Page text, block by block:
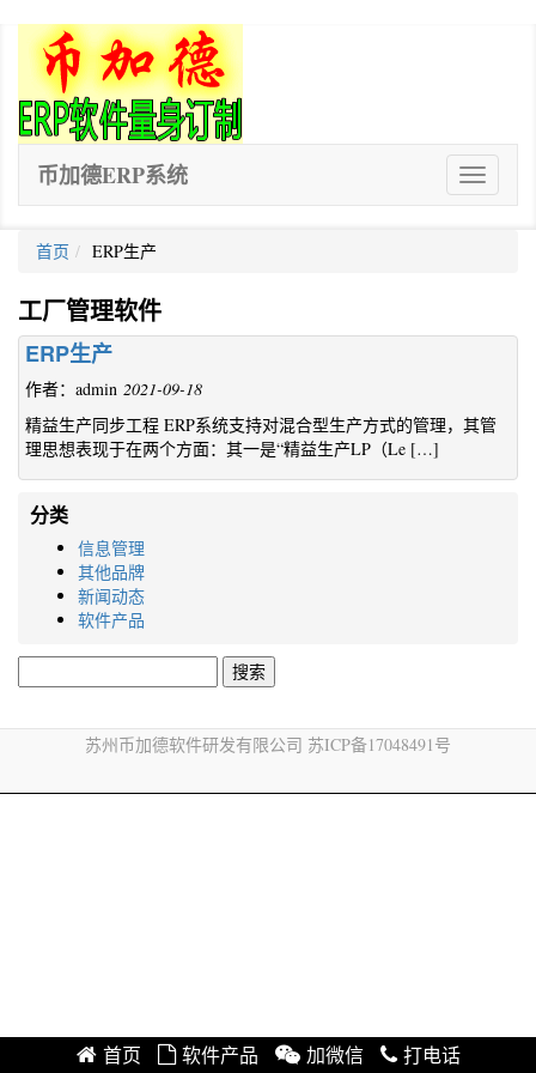
ERP
软
币加德ERP系统
首页 ERP生产
工厂管理软件
ERP生产
作者：admin 2021-09-18
精益生产同步工程 ERP系统支持对混合型生产方式的管理，其管
理思想表现于在两个方面：其一是“精益生产LP（Le […]
分类
信息管理
其他品牌
新闻动态
软件产品
索：
苏州币加德软件研发有限公司 苏ICP备17048491号
首页 软件产品 加微信 打电话